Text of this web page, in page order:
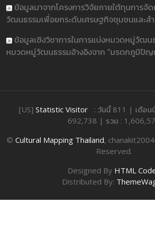
ข้อมูลมาจากโครงการวิจัยภายใต้ทุนการจั
วัฒนธรรมเพื่อยกระดับเศรษฐกิจชุมชนและส
ข้อมูลเชิงวิชาการในการแบ่งหมวดหมู่วัฒน
หมวดหมู่วัฒนธรรมอ้างอิงจาก “มรดกภูมิปั
[US] Statistic Visitor : วันนี้ 811 | เดือน
692,738 | รวม :
© Cultural Mapping Thailand,
Reserved.
Designed By HTML
Distributed By: